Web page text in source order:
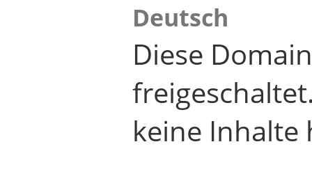
Deutsch
Diese
keine Inhalte